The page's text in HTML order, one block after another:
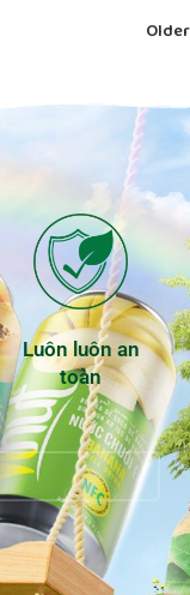
Older
Luôn luôn an
toàn